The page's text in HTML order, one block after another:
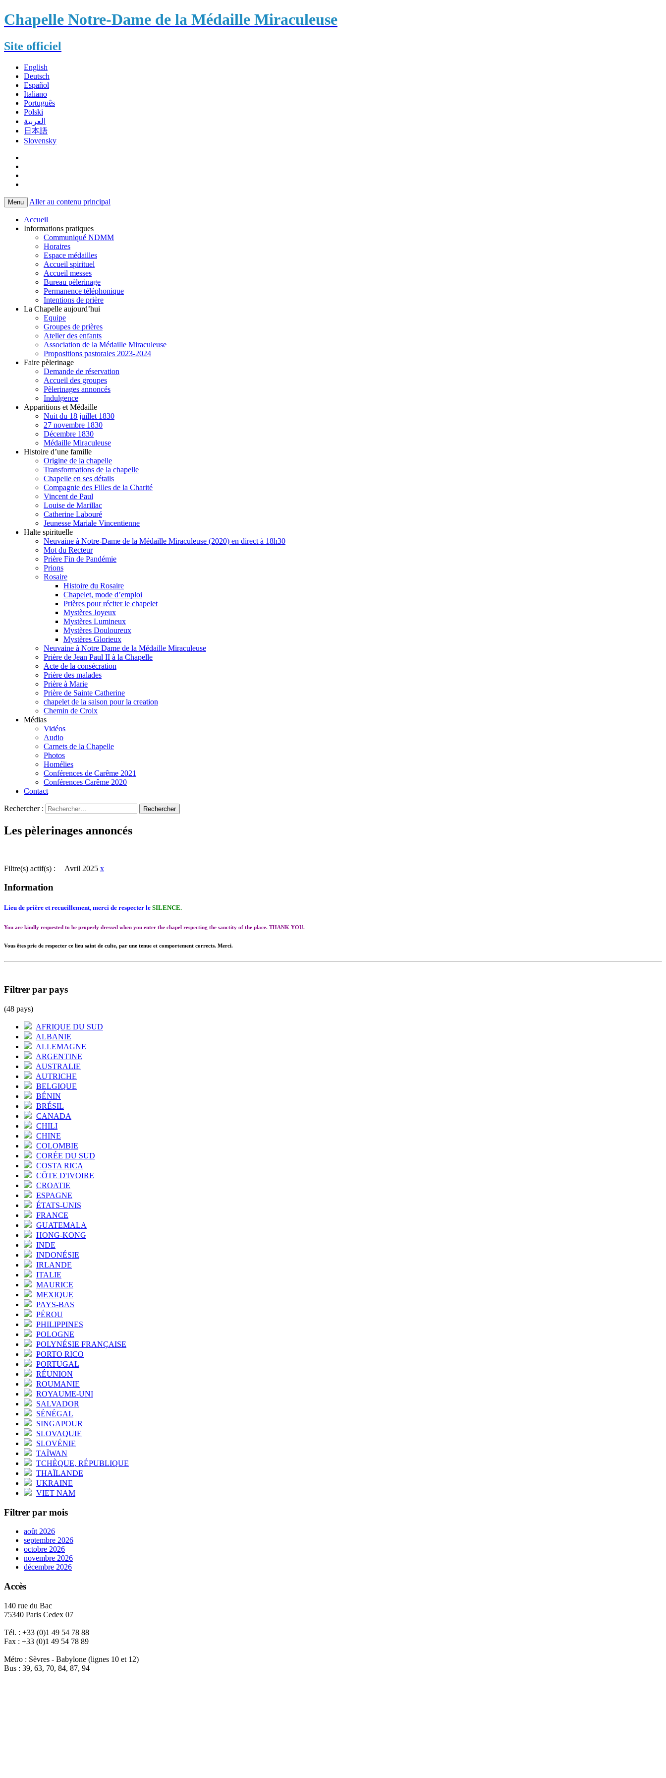
Chapelle Notre-Dame de la Médaille Miraculeuse
Site officiel
English
Deutsch
Español
Italiano
Português
Polski
العربية
日本語
Slovensky
Menu Aller au contenu principal
Accueil
Informations pratiques
Communiqué NDMM
Horaires
Espace médailles
Accueil spirituel
Accueil messes
Bureau pèlerinage
Permanence téléphonique
Intentions de prière
La Chapelle aujourd’hui
Equipe
Groupes de prières
Atelier des enfants
Association de la Médaille Miraculeuse
Propositions pastorales 2023-2024
Faire pèlerinage
Demande de réservation
Accueil des groupes
Pèlerinages annoncés
Indulgence
Apparitions et Médaille
Nuit du 18 juillet 1830
27 novembre 1830
Décembre 1830
Médaille Miraculeuse
Histoire d’une famille
Origine de la chapelle
Transformations de la chapelle
Chapelle en ses détails
Compagnie des Filles de la Charité
Vincent de Paul
Louise de Marillac
Catherine Labouré
Jeunesse Mariale Vincentienne
Halte spirituelle
Neuvaine à Notre-Dame de la Médaille Miraculeuse (2020) en direct à 18h30
Mot du Recteur
Prière Fin de Pandémie
Prions
Rosaire
Histoire du Rosaire
Chapelet, mode d’emploi
Prières pour réciter le chapelet
Mystères Joyeux
Mystères Lumineux
Mystères Douloureux
Mystères Glorieux
Neuvaine à Notre Dame de la Médaille Miraculeuse
Prière de Jean Paul II à la Chapelle
Acte de la consécration
Prière des malades
Prière à Marie
Prière de Sainte Catherine
chapelet de la saison pour la creation
Chemin de Croix
Médias
Vidéos
Audio
Carnets de la Chapelle
Photos
Homélies
Conférences de Carême 2021
Conférences Carême 2020
Contact
Rechercher :
Les pèlerinages annoncés
Filtre(s) actif(s) : Avril 2025 x
Information
Lieu de prière et recueillement, merci de respecter le SILENCE.
You are kindly requested to be properly dressed when you enter the chapel respecting the sanctity of the place. THANK YOU.
Vous êtes prie de respecter ce lieu saint de culte, par une tenue et comportement corrects. Merci.
Filtrer par pays
(48 pays)
AFRIQUE DU SUD
ALBANIE
ALLEMAGNE
ARGENTINE
AUSTRALIE
AUTRICHE
BELGIQUE
BÉNIN
BRÉSIL
CANADA
CHILI
CHINE
COLOMBIE
CORÉE DU SUD
COSTA RICA
CÔTE D'IVOIRE
CROATIE
ESPAGNE
ÉTATS-UNIS
FRANCE
GUATEMALA
HONG-KONG
INDE
INDONÉSIE
IRLANDE
ITALIE
MAURICE
MEXIQUE
PAYS-BAS
PÉROU
PHILIPPINES
POLOGNE
POLYNÉSIE FRANÇAISE
PORTO RICO
PORTUGAL
RÉUNION
ROUMANIE
ROYAUME-UNI
SALVADOR
SÉNÉGAL
SINGAPOUR
SLOVAQUIE
SLOVÉNIE
TAÏWAN
TCHÈQUE, RÉPUBLIQUE
THAÏLANDE
UKRAINE
VIET NAM
Filtrer par mois
août 2026
septembre 2026
octobre 2026
novembre 2026
décembre 2026
Accès
140 rue du Bac
75340 Paris Cedex 07
Tél. : +33 (0)1 49 54 78 88
Fax : +33 (0)1 49 54 78 89
Métro : Sèvres - Babylone (lignes 10 et 12)
Bus : 39, 63, 70, 84, 87, 94